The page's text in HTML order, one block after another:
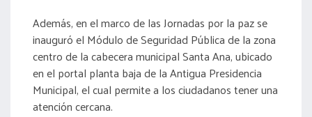
Además, en el marco de las Jornadas por la paz se
inauguró el Módulo de Seguridad Pública de la zona
centro de la cabecera municipal Santa Ana, ubicado
en el portal planta baja de la Antigua Presidencia
Municipal, el cual permite a los ciudadanos tener una
atención cercana.